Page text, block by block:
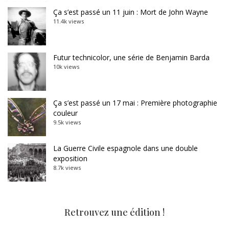
Ça s’est passé un 11 juin : Mort de John Wayne
11.4k views
Futur technicolor, une série de Benjamin Barda
10k views
Ça s’est passé un 17 mai : Première photographie
couleur
9.5k views
La Guerre Civile espagnole dans une double
exposition
8.7k views
Retrouvez une édition !